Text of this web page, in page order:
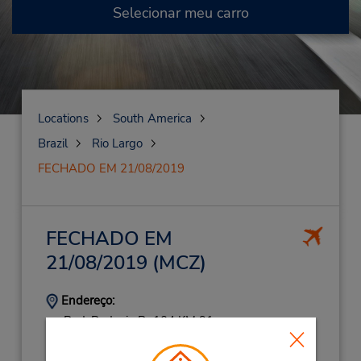
Selecionar meu carro
Locations
South America
Brazil
Rio Largo
FECHADO EM 21/08/2019
FECHADO EM
21/08/2019 (MCZ)
Endereço:
Rod. Rodovia Br 104 KM 91,
Aeroporto de Maceio, Rio Largo,
57100000,